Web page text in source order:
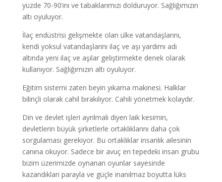
yüzde 70-90’ını ve tabaklarımızı dolduruyor. Sağlığımızın
altı oyuluyor.
İlaç endüstrisi gelişmekte olan ülke vatandaşlarını,
kendi yoksul vatandaşlarını ilaç ve aşı yardımı adı
altında yeni ilaç ve aşılar geliştirmekte denek olarak
kullanıyor. Sağlığımızın altı oyuluyor.
Eğitim sistemi zaten beyin yıkama makinesi. Halklar
bilinçli olarak cahil bırakılıyor. Cahili yönetmek kolaydır.
Din ve devlet işleri ayrılmalı diyen laik kesimin,
devletlerin büyük şirketlerle ortaklıklarını daha çok
sorgulaması gerekiyor. Bu ortaklıklar insanlık ailesinin
canına okuyor. Sadece bir avuç en tepedeki insan grubu
bizim üzerimizde oynanan oyunlar sayesinde
kazandıkları parayla ve güçle inanılmaz boyutta lüks